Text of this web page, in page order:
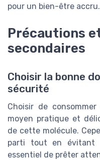
pour un bien-être accru.
Précautions
secondaires
Choisir la bonne
sécurité
Choisir de
moyen pratique et
de cette molécule.
parti tout en évitant
essentiel de prêter